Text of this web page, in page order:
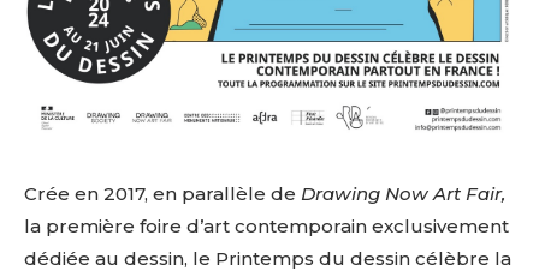
Crée en 2017, en parallèle de Drawing Now Art Fair,
la première foire d’art contemporain exclusivement
dédiée au dessin, le Printemps du dessin célèbre la